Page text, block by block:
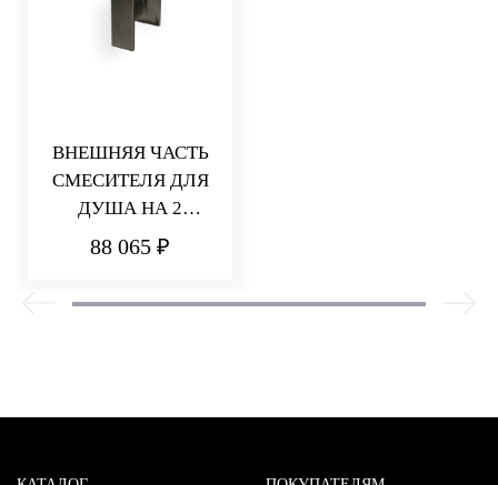
ВНЕШНЯЯ ЧАСТЬ
СМЕСИТЕЛЯ ДЛЯ
ДУША НА 2
ПОТРЕБИТЕЛЯ Q30
88 065 ₽